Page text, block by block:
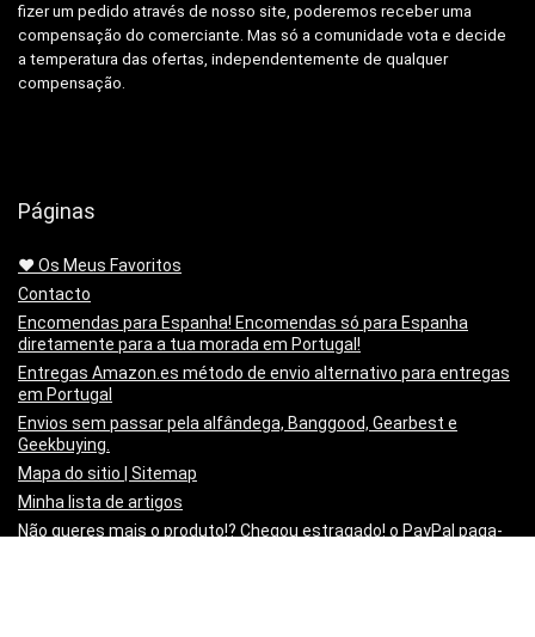
fizer um pedido através de nosso site, poderemos receber uma
compensação do comerciante. Mas só a comunidade vota e decide
a temperatura das ofertas, independentemente de qualquer
compensação.
Páginas
❤️ Os Meus Favoritos
Contacto
Encomendas para Espanha! Encomendas só para Espanha
diretamente para a tua morada em Portugal!
Entregas Amazon.es método de envio alternativo para entregas
em Portugal
Envios sem passar pela alfândega, Banggood, Gearbest e
Geekbuying.
Mapa do sitio | Sitemap
Minha lista de artigos
Não queres mais o produto!? Chegou estragado! o PayPal paga-